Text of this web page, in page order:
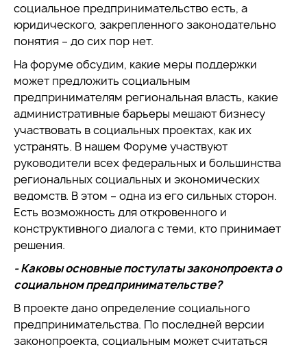
социальное предпринимательство есть, а
юридического, закрепленного законодательно
понятия – до сих пор нет.
На форуме обсудим, какие меры поддержки
может предложить социальным
предпринимателям региональная власть, какие
административные барьеры мешают бизнесу
участвовать в социальных проектах, как их
устранять. В нашем Форуме участвуют
руководители всех федеральных и большинства
региональных социальных и экономических
ведомств. В этом – одна из его сильных сторон.
Есть возможность для откровенного и
конструктивного диалога с теми, кто принимает
решения.
- Каковы основные постулаты законопроекта о
социальном предпринимательстве?
В проекте дано определение социального
предпринимательства. По последней версии
законопроекта, социальным может считаться